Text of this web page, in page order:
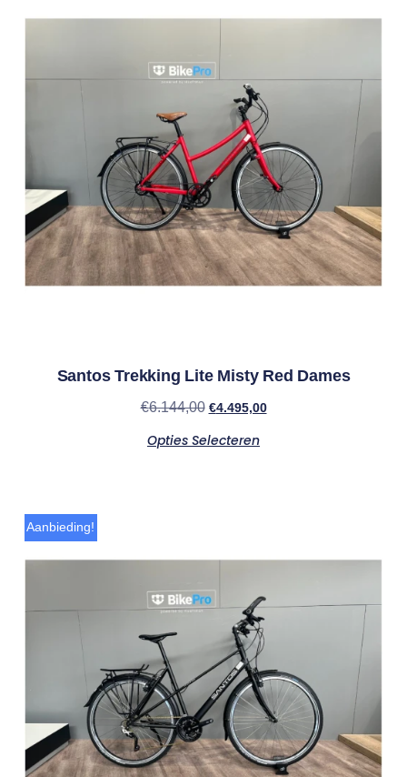
Santos Trekking Lite Misty Red Dames
€6.144,00 €4.495,00
Opties Selecteren
Aanbieding!